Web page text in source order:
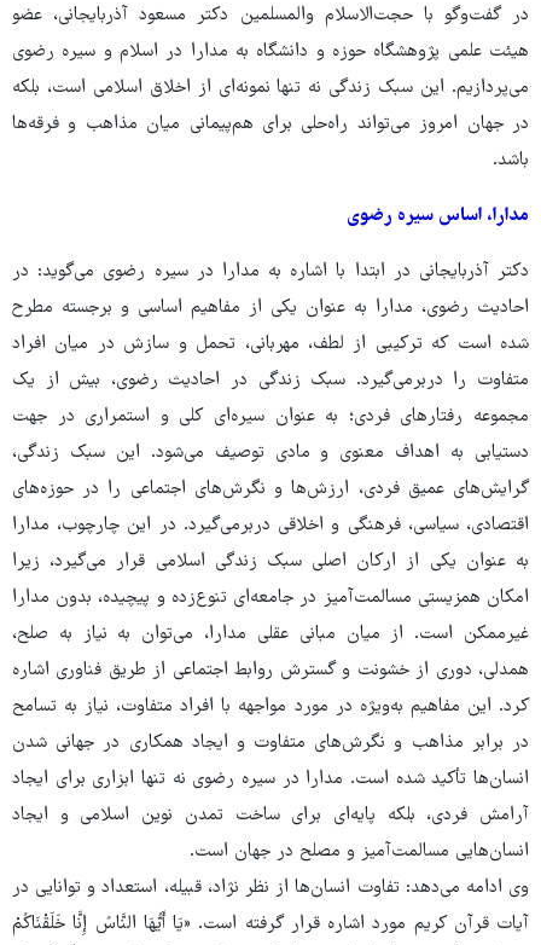
در گفت‌وگو با حجت‌الاسلام والمسلمین دکتر مسعود آذربایجانی، عضو
هیئت علمی پژوهشگاه حوزه و دانشگاه به مدارا در اسلام و سیره رضوی
می‌پردازیم. این سبک زندگی نه تنها نمونه‌ای از اخلاق اسلامی است، بلکه
در جهان امروز می‌تواند راه‌حلی برای هم‌پیمانی میان مذاهب و فرقه‌ها
باشد.
مدارا، اساس سیره رضوی
دکتر آذربایجانی در ابتدا با اشاره به مدارا در سیره رضوی می‌گوید: در
احادیث رضوی، مدارا به عنوان یکی از مفاهیم اساسی و برجسته مطرح
شده است که ترکیبی از لطف، مهربانی، تحمل و سازش در میان افراد
متفاوت را دربرمی‌گیرد. سبک زندگی در احادیث رضوی، بیش از یک
مجموعه رفتارهای فردی؛ به عنوان سیره‌ای کلی و استمراری در جهت
دستیابی به اهداف معنوی و مادی توصیف می‌شود. این سبک زندگی،
گرایش‌های عمیق فردی، ارزش‌ها و نگرش‌های اجتماعی را در حوزه‌های
اقتصادی، سیاسی، فرهنگی و اخلاقی دربرمی‌گیرد. در این چارچوب، مدارا
به عنوان یکی از ارکان اصلی سبک زندگی اسلامی قرار می‌گیرد، زیرا
امکان همزیستی مسالمت‌آمیز در جامعه‌ای تنوع‌زده و پیچیده، بدون مدارا
غیرممکن است. از میان مبانی عقلی مدارا، می‌توان به نیاز به صلح،
همدلی، دوری از خشونت و گسترش روابط اجتماعی از طریق فناوری اشاره
کرد. این مفاهیم به‌ویژه در مورد مواجهه با افراد متفاوت، نیاز به تسامح
در برابر مذاهب و نگرش‌های متفاوت و ایجاد همکاری در جهانی شدن
انسان‌ها تأکید شده است. مدارا در سیره رضوی نه تنها ابزاری برای ایجاد
آرامش فردی، بلکه پایه‌ای برای ساخت تمدن نوین اسلامی و ایجاد
انسان‌هایی مسالمت‌آمیز و مصلح در جهان است.
وی ادامه می‌دهد: تفاوت انسان‌ها از نظر نژاد، قبیله، استعداد و توانایی در
آیات قرآن کریم مورد اشاره قرار گرفته است. «یَا أَیُّهَا النَّاسُ إِنَّا خَلَقْنَاکُمْ